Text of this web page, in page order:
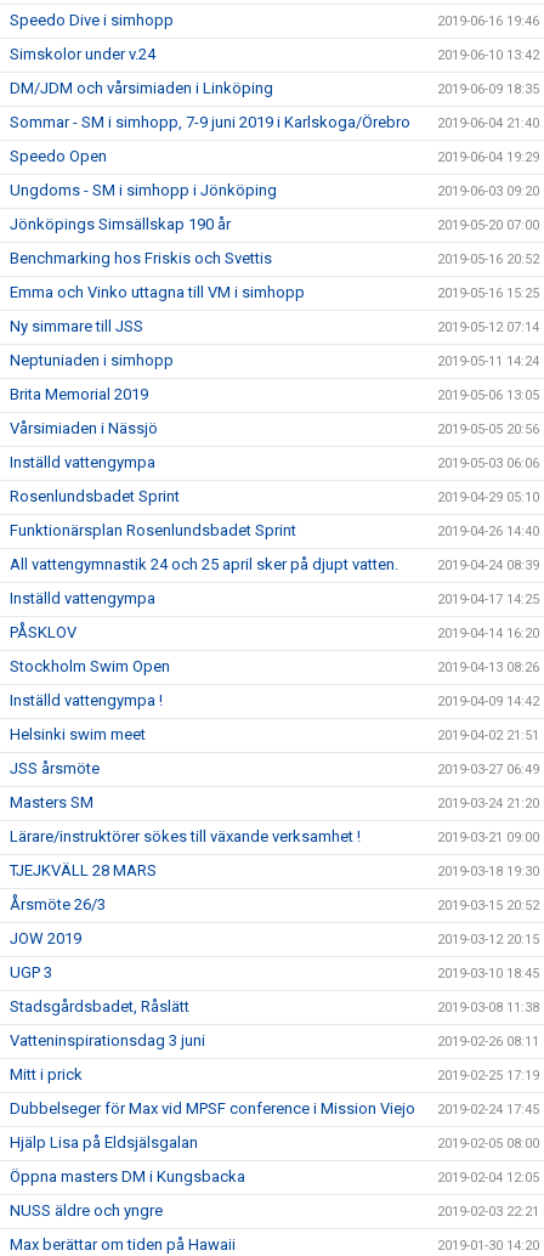
Speedo Dive i simhopp 2019-06-16 19:46
Simskolor under v.24 2019-06-10 13:42
DM/JDM och vårsimiaden i Linköping 2019-06-09 18:35
Sommar - SM i simhopp, 7-9 juni 2019 i Karlskoga/Örebro 2019-06-04 21:40
Speedo Open 2019-06-04 19:29
Ungdoms - SM i simhopp i Jönköping 2019-06-03 09:20
Jönköpings Simsällskap 190 år 2019-05-20 07:00
Benchmarking hos Friskis och Svettis 2019-05-16 20:52
Emma och Vinko uttagna till VM i simhopp 2019-05-16 15:25
Ny simmare till JSS 2019-05-12 07:14
Neptuniaden i simhopp 2019-05-11 14:24
Brita Memorial 2019 2019-05-06 13:05
Vårsimiaden i Nässjö 2019-05-05 20:56
Inställd vattengympa 2019-05-03 06:06
Rosenlundsbadet Sprint 2019-04-29 05:10
Funktionärsplan Rosenlundsbadet Sprint 2019-04-26 14:40
All vattengymnastik 24 och 25 april sker på djupt vatten. 2019-04-24 08:39
Inställd vattengympa 2019-04-17 14:25
PÅSKLOV 2019-04-14 16:20
Stockholm Swim Open 2019-04-13 08:26
Inställd vattengympa ! 2019-04-09 14:42
Helsinki swim meet 2019-04-02 21:51
JSS årsmöte 2019-03-27 06:49
Masters SM 2019-03-24 21:20
Lärare/instruktörer sökes till växande verksamhet ! 2019-03-21 09:00
TJEJKVÄLL 28 MARS 2019-03-18 19:30
Årsmöte 26/3 2019-03-15 20:52
JOW 2019 2019-03-12 20:15
UGP 3 2019-03-10 18:45
Stadsgårdsbadet, Råslätt 2019-03-08 11:38
Vatteninspirationsdag 3 juni 2019-02-26 08:11
Mitt i prick 2019-02-25 17:19
Dubbelseger för Max vid MPSF conference i Mission Viejo 2019-02-24 17:45
Hjälp Lisa på Eldsjälsgalan 2019-02-05 08:00
Öppna masters DM i Kungsbacka 2019-02-04 12:05
NUSS äldre och yngre 2019-02-03 22:21
Max berättar om tiden på Hawaii 2019-01-30 14:20